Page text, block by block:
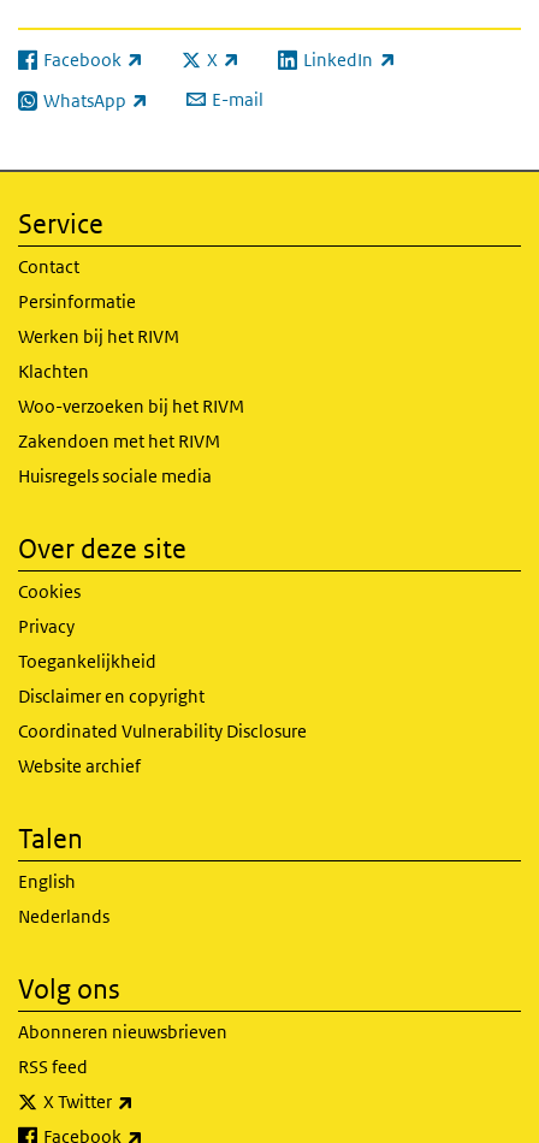
Facebook
(externe link) X
(externe link) LinkedIn
(externe link)
WhatsApp
(externe link) E-mail
Service
Contact
Persinformatie
Werken bij het RIVM
Klachten
Woo-verzoeken bij het RIVM
Zakendoen met het RIVM
Huisregels sociale media
Over deze site
Cookies
Privacy
Toegankelijkheid
Disclaimer en copyright
Coordinated Vulnerability Disclosure
Website archief
Talen
English
Nederlands
Volg ons
Abonneren nieuwsbrieven
RSS feed
X Twitter
Facebook